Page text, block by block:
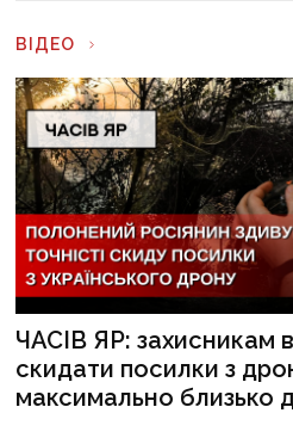
ВІДЕО
ЧАСІВ ЯР: захисникам
скидати посилки з
максимально близько